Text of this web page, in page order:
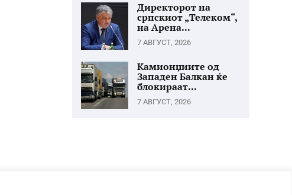
Директорот на
српскиот „Телеком“,
на Арена...
7 АВГУСТ, 2026
Камионџиите од
Западен Балкан ќе
блокираат...
7 АВГУСТ, 2026